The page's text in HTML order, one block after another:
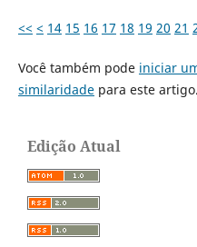
<< < 14 15 16 17 18 19 20 21
Você também pode iniciar
similaridadepara este artigo.
Edição Atual